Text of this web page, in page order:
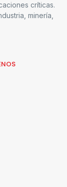
críticas.
minería,